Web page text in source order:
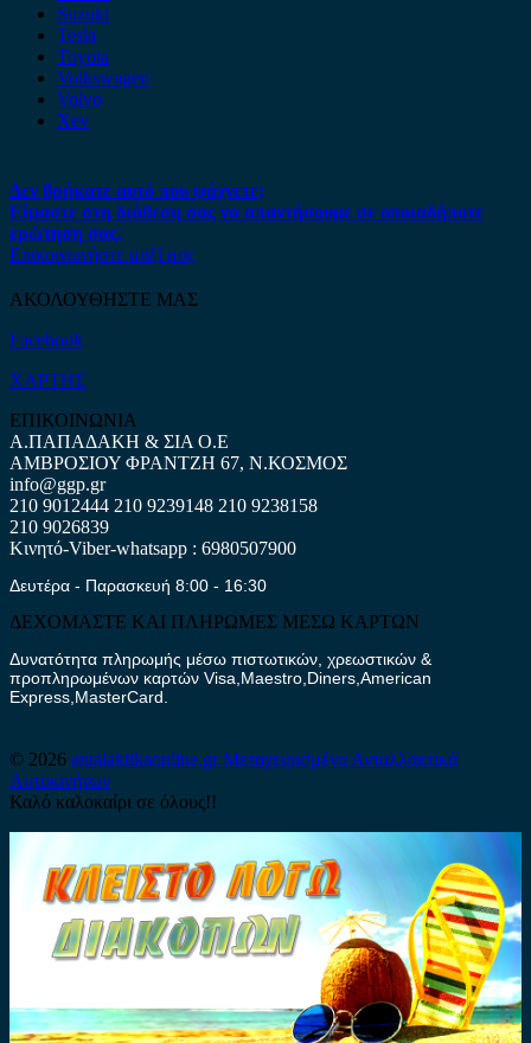
Suzuki
Tesla
Toyota
Volkswagen
Volvo
Xev
Δεν βρήκατε αυτό που ψάχνετε;
Είμαστε στη διάθεση σας να απαντήσουμε σε οποιαδήποτε
ερώτηση σας.
Επικοινωνήστε μαζί μας
ΑΚΟΛΟΥΘΗΣΤΕ ΜΑΣ
Facebook
ΧΑΡΤΗΣ
ΕΠΙΚΟΙΝΩΝΙΑ
Α.ΠΑΠΑΔΑΚΗ & ΣΙΑ Ο.Ε
ΑΜΒΡΟΣΙΟΥ ΦΡΑΝΤΖΗ 67, Ν.ΚΟΣΜΟΣ
info@ggp.gr
210 9012444 210 9239148 210 9238158
210 9026839
Κινητό-Viber-whatsapp : 6980507900
Δευτέρα - Παρασκευή 8:00 - 16:30
ΔΕΧΟΜΑΣΤΕ ΚΑΙ ΠΛΗΡΩΜΕΣ ΜΕΣΩ ΚΑΡΤΩΝ
Δυνατότητα πληρωμής μέσω πιστωτικών, χρεωστικών &
προπληρωμένων καρτών Visa,Maestro,Diners,American
Express,MasterCard.
© 2026 antalaktikaonline.grΜεταχειρισμένα Ανταλλακτικά
Αυτοκινήτων
Καλό καλοκαίρι σε όλους!!